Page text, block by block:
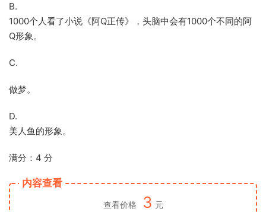
B.
1000个人看了小说《阿Q正传》，头脑中会有1000个不同的阿
Q形象。
C.
做梦。
D.
美人鱼的形象。
满分：4 分
内容查看
查看价格 3 元